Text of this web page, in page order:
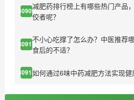
30909
减肥药排行榜上有哪些热门产品
佼者呢？
30913
不小心吃撑了怎么办？中医推荐
食后的不适？
30914如何通过6味中药减肥方法实现健